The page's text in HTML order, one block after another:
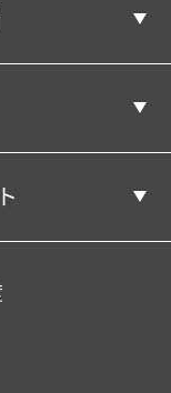
目的
ス
）
校